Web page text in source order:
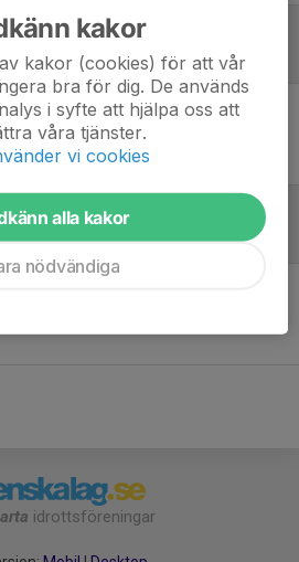
uppställning ifylld
idrottsföreningar
kakor
kakor (cookies) för att vår
bra för dig. De används
i syfte att hjälpa oss att
våra tjänster.
vi cookies
alla kakor
nödvändiga